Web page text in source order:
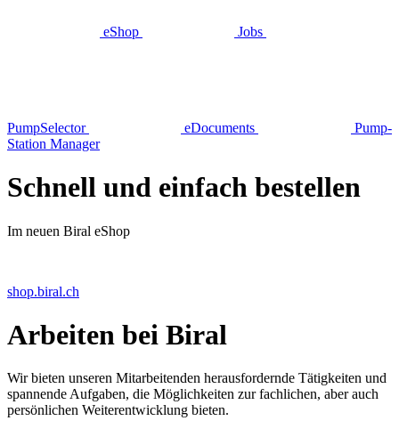
eShop Jobs
Pump­Selector eDocuments
Pump­
Station Manager
Schnell und einfach bestellen
Im neuen Biral eShop
shop.biral.ch
Arbeiten bei Biral
Wir bieten unseren Mitarbeitenden herausfordernde Tätigkeiten und
spannende Aufgaben, die Möglichkeiten zur fachlichen, aber auch
persönlichen Weiterentwicklung bieten.